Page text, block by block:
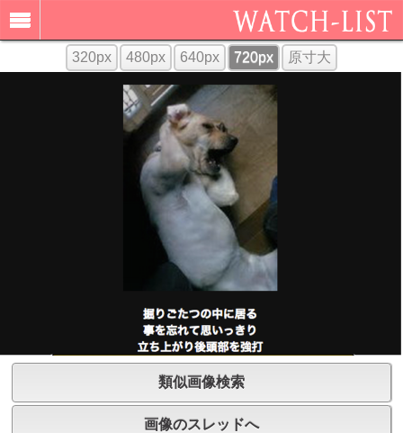
320px 480px 640px 720px 原寸大
類似画像検索
画像のスレッドへ